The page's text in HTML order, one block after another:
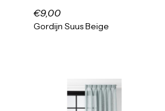
€9,00
Gordijn Suus Beige